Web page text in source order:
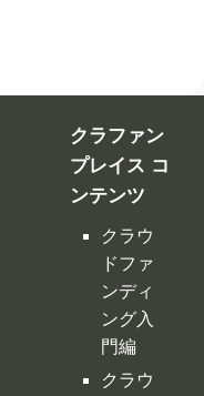
クラファン
プレイス コ
ンテンツ
クラウ
ドファ
ンディ
ング入
門編
クラウ